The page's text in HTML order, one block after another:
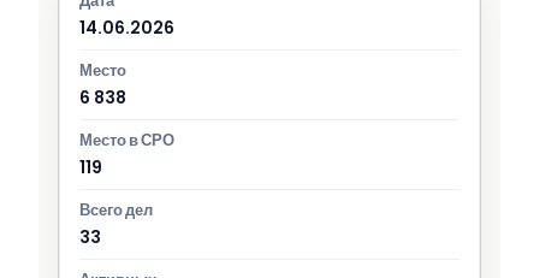
14.06.2026
6 838
119
33